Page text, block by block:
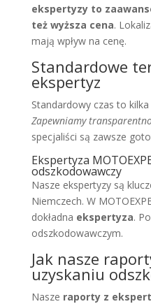
ekspertyzy to
też wyższa cena.
mają wpływ na cenę.
Standardowe
ekspertyz
Standardowy czas to
Zapewniamy
specjaliści są zawsze
Ekspertyza
odszkodowawczy
Nasze ekspertyzy są
Niemczech. W
dokładna ekspertyza.
odszkodowawczym.
Jak nasze
uzyskaniu
Nasze raporty z